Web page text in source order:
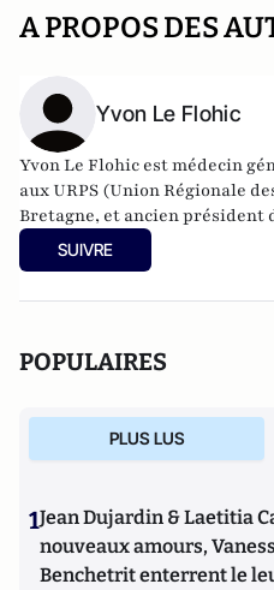
A PROPOS DES
Yvon Le Flohic
Yvon Le Flohic est médecin
aux URPS (Union Régionale
Bretagne, et ancien président
de la Maison de Garde de Saint
SUIVRE
POPULAIRES
PLUS LUS
1Jean Dujardin & Laetitia
nouveaux amours,
Benchetrit enterrent le